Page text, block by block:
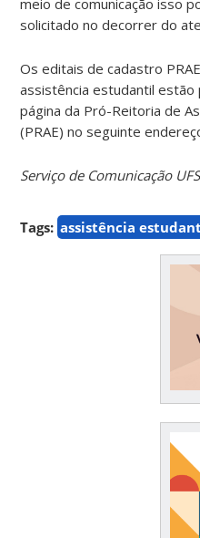
solicitado no decorrer do
Os editais de cadastro
assistência estudantil estão
página da Pró-Reitoria de
(PRAE) no seguinte
Serviço de Comunicação
Tags: assistência